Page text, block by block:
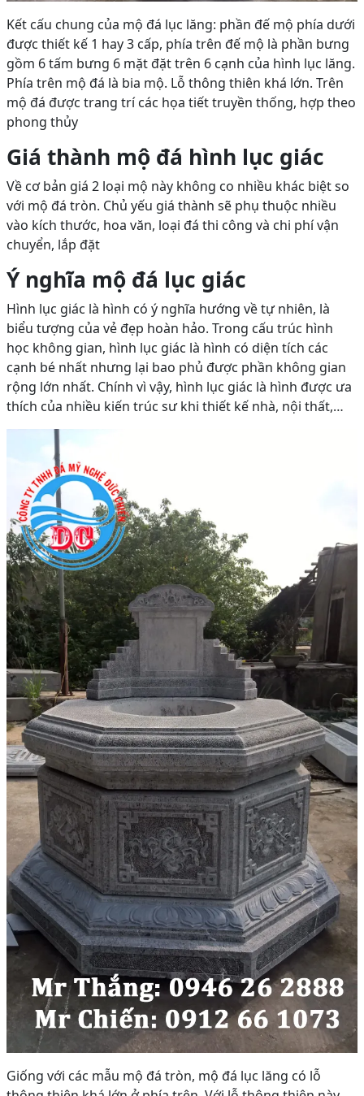
Kết cấu chung của mộ đá lục lăng: phần đế mộ phía dưới
được thiết kế 1 hay 3 cấp, phía trên đế mộ là phần bưng
gồm 6 tấm bưng 6 mặt đặt trên 6 cạnh của hình lục lăng.
Phía trên mộ đá là bia mộ. Lỗ thông thiên khá lớn. Trên
mộ đá được trang trí các họa tiết truyền thống, hợp theo
phong thủy
Giá thành mộ đá hình lục giác
Về cơ bản giá 2 loại mộ này không co nhiều khác biệt so
với mộ đá tròn. Chủ yếu giá thành sẽ phụ thuộc nhiều
vào kích thước, hoa văn, loại đá thi công và chi phí vận
chuyển, lắp đặt
Ý nghĩa mộ đá lục giác
Hình lục giác là hình có ý nghĩa hướng về tự nhiên, là
biểu tượng của vẻ đẹp hoàn hảo. Trong cấu trúc hình
học không gian, hình lục giác là hình có diện tích các
cạnh bé nhất nhưng lại bao phủ được phần không gian
rộng lớn nhất. Chính vì vậy, hình lục giác là hình được ưa
thích của nhiều kiến trúc sư khi thiết kế nhà, nội thất,…
Giống với các mẫu mộ đá tròn, mộ đá lục lăng có lỗ